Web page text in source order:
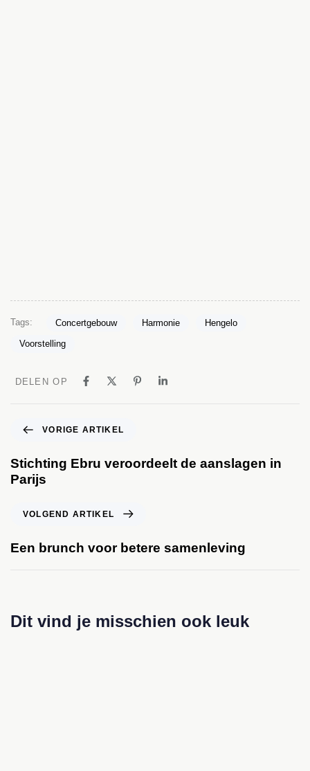
Tags: Concertgebouw Harmonie Hengelo
Voorstelling
DELEN OP
VORIGE ARTIKEL
Stichting Ebru veroordeelt de aanslagen in
Parijs
VOLGEND ARTIKEL
Een brunch voor betere samenleving
Dit vind je misschien ook leuk